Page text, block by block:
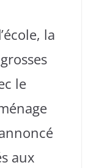
la
le
aux